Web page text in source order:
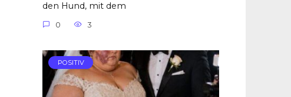
den Hund, mit dem
0 3
POSITIV